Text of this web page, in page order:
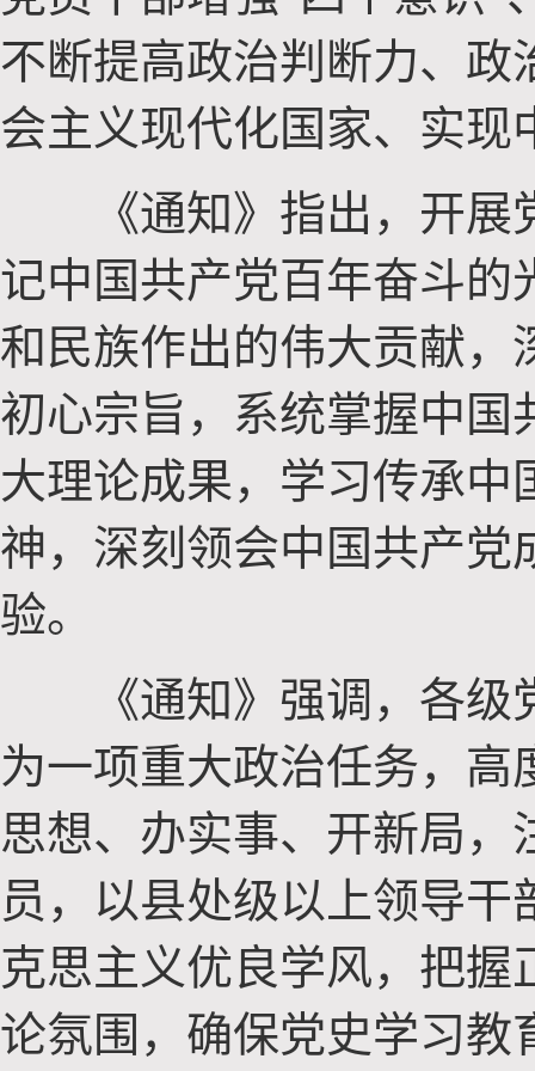
不断提高政治判断力、
会主义现代化国家、实
《通知》指出，开展
记中国共产党百年奋斗的
和民族作出的伟大贡献，
初心宗旨，系统掌握中国
大理论成果，学习传承
神，深刻领会中国共产党
验。
《通知》强调，各级
为一项重大政治任务，
思想、办实事、开新局
员，以县处级以上领导
克思主义优良学风，把
论氛围，确保党史学习教